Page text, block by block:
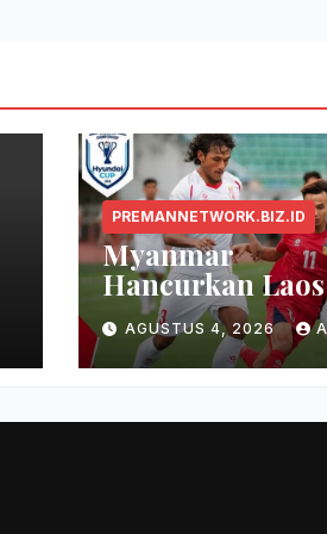
PREMANNETWORK.BIZ.ID
Myanmar
Hancurkan Laos
Gol, Persaingan
Grup B
AGUSTUS 4, 2026